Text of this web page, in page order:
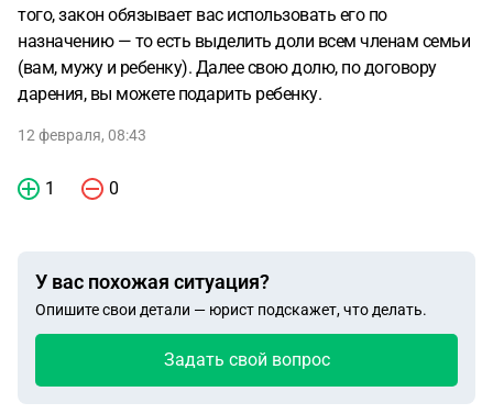
того, закон обязывает вас использовать его по
назначению — то есть выделить доли всем членам семьи
(вам, мужу и ребенку). Далее свою долю, по договору
дарения, вы можете подарить ребенку.
12 февраля, 08:43
1 0
У вас похожая ситуация?
Опишите свои детали — юрист подскажет, что делать.
Задать свой вопрос